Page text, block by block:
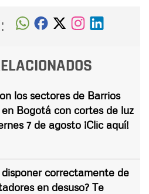
los sectores de Barrios
en Bogotá con cortes de luz
7 de agosto ¡Clic aquí!
disponer correctamente de
en desuso? Te